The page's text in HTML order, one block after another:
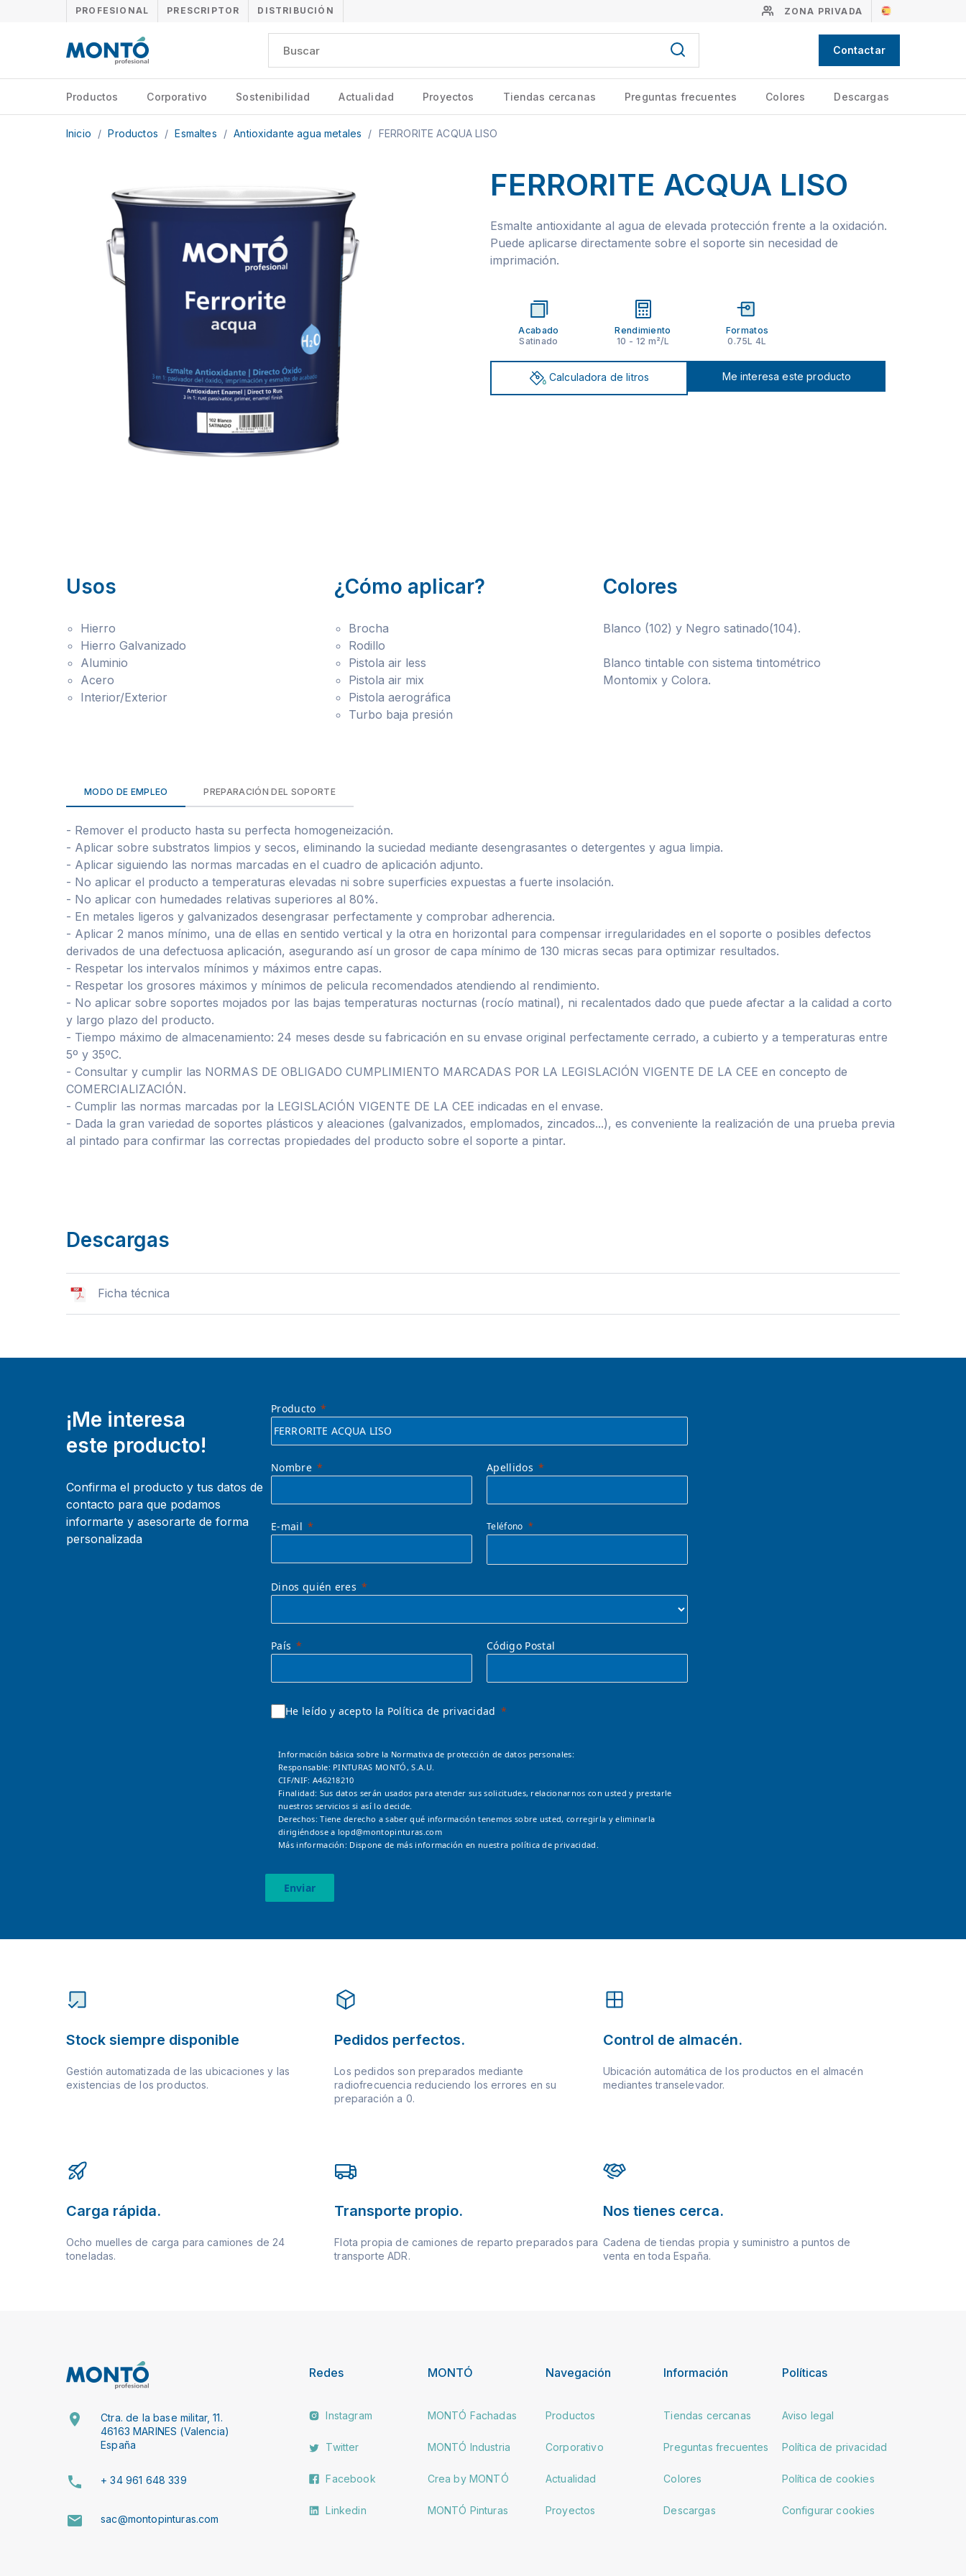
PROFESIONAL PRESCRIPTOR DISTRIBUCIÓN ZONA PRIVADA
Contactar
Productos Corporativo Sostenibilidad Actualidad Proyectos Tiendas cercanas Preguntas frecuentes Colores Descargas
Inicio / Productos / Esmaltes / Antioxidante agua metales / FERRORITE ACQUA LISO
FERRORITE ACQUA LISO
Esmalte antioxidante al agua de elevada protección frente a la oxidación.
Puede aplicarse directamente sobre el soporte sin necesidad de
imprimación.
Acabado
Satinado
Rendimiento
10 - 12 m²/L
Formatos
0.75L 4L
Calculadora de litros Me interesa este producto
Usos
Hierro
Hierro Galvanizado
Aluminio
Acero
Interior/Exterior
¿Cómo aplicar?
Brocha
Rodillo
Pistola air less
Pistola air mix
Pistola aerográfica
Turbo baja presión
Colores
Blanco (102) y Negro satinado(104).
Blanco tintable con sistema tintométrico
Montomix y Colora.
MODO DE EMPLEO PREPARACIÓN DEL SOPORTE
- Remover el producto hasta su perfecta homogeneización.
- Aplicar sobre substratos limpios y secos, eliminando la suciedad mediante desengrasantes o detergentes y agua limpia.
- Aplicar siguiendo las normas marcadas en el cuadro de aplicación adjunto.
- No aplicar el producto a temperaturas elevadas ni sobre superficies expuestas a fuerte insolación.
- No aplicar con humedades relativas superiores al 80%.
- En metales ligeros y galvanizados desengrasar perfectamente y comprobar adherencia.
- Aplicar 2 manos mínimo, una de ellas en sentido vertical y la otra en horizontal para compensar irregularidades en el soporte o posibles defectos
derivados de una defectuosa aplicación, asegurando así un grosor de capa mínimo de 130 micras secas para optimizar resultados.
- Respetar los intervalos mínimos y máximos entre capas.
- Respetar los grosores máximos y mínimos de pelicula recomendados atendiendo al rendimiento.
- No aplicar sobre soportes mojados por las bajas temperaturas nocturnas (rocío matinal), ni recalentados dado que puede afectar a la calidad a corto
y largo plazo del producto.
- Tiempo máximo de almacenamiento: 24 meses desde su fabricación en su envase original perfectamente cerrado, a cubierto y a temperaturas entre
5º y 35ºC.
- Consultar y cumplir las NORMAS DE OBLIGADO CUMPLIMIENTO MARCADAS POR LA LEGISLACIÓN VIGENTE DE LA CEE en concepto de
COMERCIALIZACIÓN.
- Cumplir las normas marcadas por la LEGISLACIÓN VIGENTE DE LA CEE indicadas en el envase.
- Dada la gran variedad de soportes plásticos y aleaciones (galvanizados, emplomados, zincados...), es conveniente la realización de una prueba previa
al pintado para confirmar las correctas propiedades del producto sobre el soporte a pintar.
Descargas
Ficha técnica
¡Me interesa
este producto!
Confirma el producto y tus datos de
contacto para que podamos
informarte y asesorarte de forma
personalizada
Producto
Nombre Apellidos
E-mail Teléfono
Dinos quién eres
País Código Postal
He leído y acepto la Política de privacidad
Información básica sobre la Normativa de protección de datos personales:
Responsable: PINTURAS MONTÓ, S.A.U.
CIF/NIF: A46218210
Finalidad: Sus datos serán usados para atender sus solicitudes, relacionarnos con usted y prestarle
nuestros servicios si así lo decide.
Derechos: Tiene derecho a saber qué información tenemos sobre usted, corregirla y eliminarla
dirigiéndose a lopd@montopinturas.com
Más información: Dispone de más información en nuestra política de privacidad.
Enviar
Stock siempre disponible
Gestión automatizada de las ubicaciones y las
existencias de los productos.
Pedidos perfectos.
Los pedidos son preparados mediante
radiofrecuencia reduciendo los errores en su
preparación a 0.
Control de almacén.
Ubicación automática de los productos en el almacén
mediantes transelevador.
Carga rápida.
Ocho muelles de carga para camiones de 24
toneladas.
Transporte propio.
Flota propia de camiones de reparto preparados para
transporte ADR.
Nos tienes cerca.
Cadena de tiendas propia y suministro a puntos de
venta en toda España.
Ctra. de la base militar, 11.
46163 MARINES (Valencia)
España
+ 34 961 648 339
sac@montopinturas.com
Redes
Instagram
Twitter
Facebook
Linkedin
MONTÓ
MONTÓ Fachadas
MONTÓ Industria
Crea by MONTÓ
MONTÓ Pinturas
Navegación
Productos
Corporativo
Actualidad
Proyectos
Información
Tiendas cercanas
Preguntas frecuentes
Colores
Descargas
Políticas
Aviso legal
Política de privacidad
Política de cookies
Configurar cookies